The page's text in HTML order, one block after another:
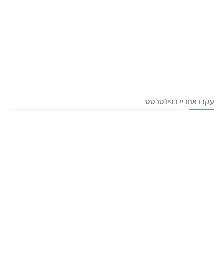
עקבו אחריי בפינטרסט